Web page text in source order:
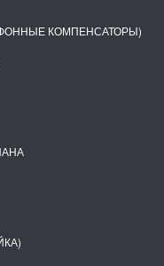
КОМПЕНСАТОРЫ)